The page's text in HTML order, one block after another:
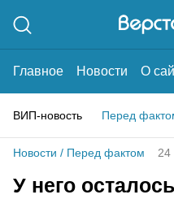
Главное Новости О
ВИП-новость Перед
Новости / Перед фактом 24
У него